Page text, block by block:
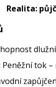
Realita:
Peněžní tok –